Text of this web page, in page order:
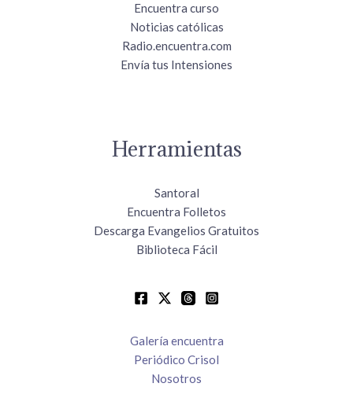
Encuentra curso
Noticias católicas
Radio.encuentra.com
Envía tus Intensiones
Herramientas
Santoral
Encuentra Folletos
Descarga Evangelios Gratuitos
Biblioteca Fácil
Galería encuentra
Periódico Crisol
Nosotros